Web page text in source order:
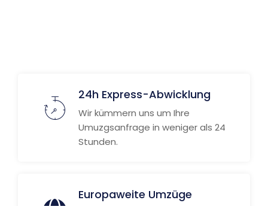
24h Express-Abwicklung
Wir kümmern uns um Ihre
Umuzgsanfrage in weniger als 24
Stunden.
Europaweite Umzüge